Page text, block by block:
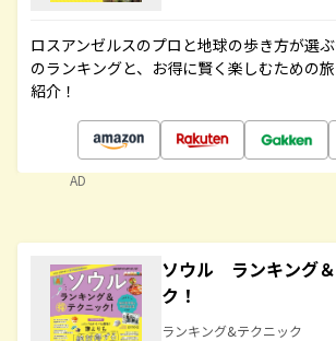
ロスアンゼルスのプロと地球の歩き方が選
のランキングと、お得に賢く楽しむための
紹介！
AD
ソウル ランキング
ク！
ランキング&テクニック